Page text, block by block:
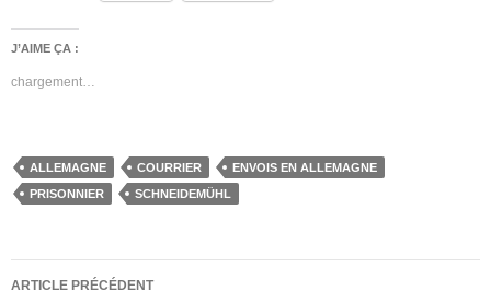
J’AIME ÇA :
chargement…
ALLEMAGNE COURRIER
ENVOIS EN ALLEMAGNE
PRISONNIER
SCHNEIDEMÜHL
Navigation
ARTICLE PRÉCÉDENT